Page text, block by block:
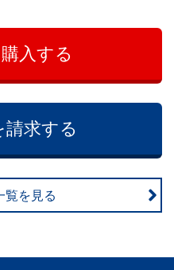
入する
請求する
覧を見る